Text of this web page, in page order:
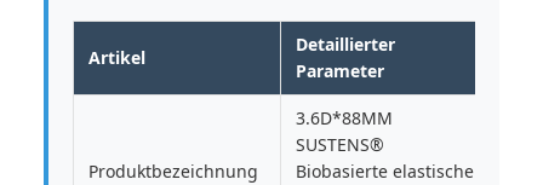
Artikel
Detaillierter
Parameter
Produktbezeichnung
3.6D*88MM
SUSTENS®
Biobasierte elastische